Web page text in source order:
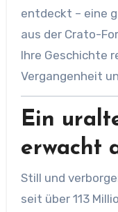
entdeckt – eine
aus der Crato-
Ihre Geschichte
Vergangenheit
Ein
erwacht
Still und
seit über 113